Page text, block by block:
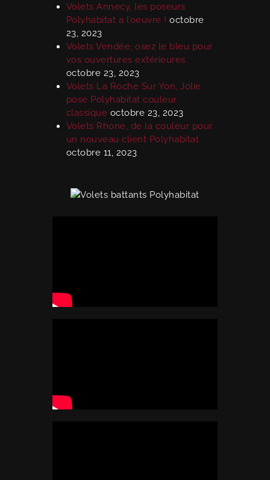
Volets Annecy, les poseurs
Polyhabitat a l’oeuvre ! octobre
23, 2023
Volets Vendée, osez le bleu pour
vos ouvertures extérieures
octobre 23, 2023
Volets La Roche Sur Yon, Jolie
pose Polyhabitat couleur
classique octobre 23, 2023
Volets Rhone, de la couleur pour
un nouveau client Polyhabitat
octobre 11, 2023